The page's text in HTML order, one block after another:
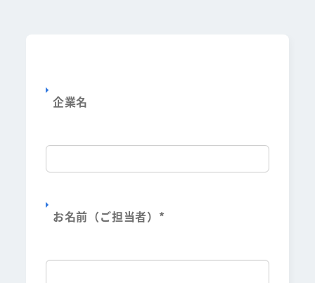
企業名
お名前（ご担当者） *